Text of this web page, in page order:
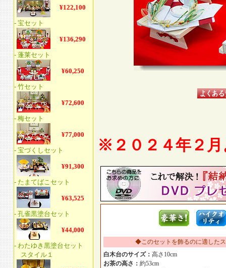
※２０２４年２
◆このセットを飾るのに適した
白木台のサイズ： 高さ10cm
お茶の高さ： 約53cm